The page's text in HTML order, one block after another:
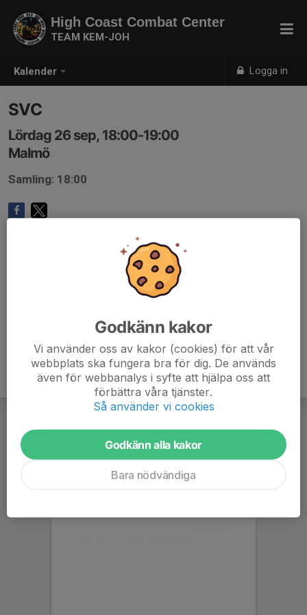
Kalender Logga in
High Coast Combat Center
TEAM KEM-JOH
SVC
Lördag 26 sep, 18:00-19:00
Malmö
Samling: 18:00
Godkänn kakor
Vi använder oss av kakor (cookies) för att vår
webbplats ska fungera bra för dig. De används
även för webbanalys i syfte att hjälpa oss att
förbättra våra tjänster.
Så använder vi cookies
Godkänn alla kakor
Bara nödvändiga